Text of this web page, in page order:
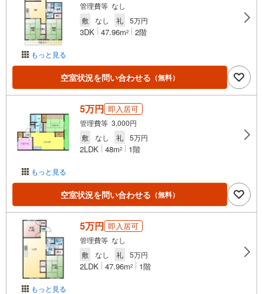
もっと見る
管理費等 なし
敷
なし 礼 5万円
3DK 47.96m2 2階
空室状況を問い合わせる （無料）
もっと見る
5万円 即入居可
管理費等 3,000円
敷
なし 礼 5万円
2LDK 48m2 1階
空室状況を問い合わせる （無料）
もっと見る
5万円 即入居可
管理費等 なし
敷
なし 礼 5万円
2LDK 47.96m2 1階